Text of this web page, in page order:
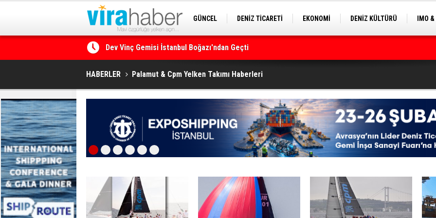
GÜNCEL DENİZ TİCARETİ EKONOMİ DENİZ KÜLTÜRÜ
IMO
Dev Vinç Gemisi İstanbul Boğazı'ndan Geçti
Ege Denizi’nin En Büyük Mercan Ormanı
HABERLER Palamut & Cpm Yelken Takımı Haberleri